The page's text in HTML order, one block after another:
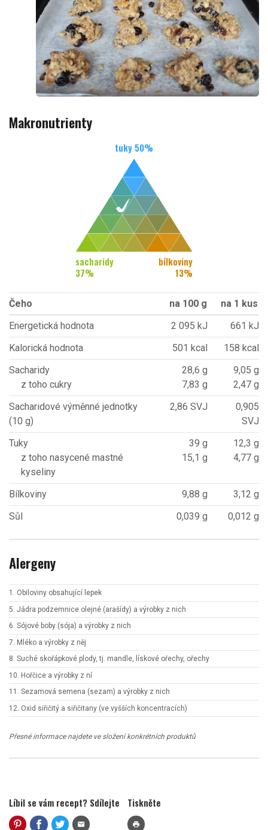
Makronutrienty
tuky 50%
sacharidy
37%
bílkoviny
13%
Čeho na 100 g
na 1 kus
Energetická hodnota
2 095 kJ
661 kJ
Kalorická hodnota
501 kcal
158 kcal
Sacharidy
z toho cukry
28,6 g
7,83 g
9,05 g
2,47 g
Sacharidové výměnné jednotky
(10 g)
2,86 SVJ
0,905
SVJ
Tuky
z toho nasycené mastné
kyseliny
39 g
15,1 g
12,3 g
4,77 g
Bílkoviny 9,88 g
3,12 g
Sůl
0,039 g 0,012 g
Alergeny
1. Obiloviny obsahující lepek
5. Jádra podzemnice olejné (arašídy) a výrobky z nich
6. Sójové boby (sója) a výrobky z nich
7. Mléko a výrobky z něj
8. Suché skořápkové plody, tj. mandle, lískové ořechy, ořechy
10. Hořčice a výrobky z ní
11. Sezamová semena (sezam) a výrobky z nich
12. Oxid siřičitý a siřičitany (ve vyšších koncentracích)
Přesné informace najdete ve složení konkrétních produktů
Líbil se vám recept? Sdílejte
mail
Tiskněte
print